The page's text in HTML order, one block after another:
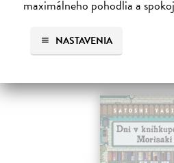
maximálneho pohodlia a
NASTAVENIA
Ďalšie z
beletria